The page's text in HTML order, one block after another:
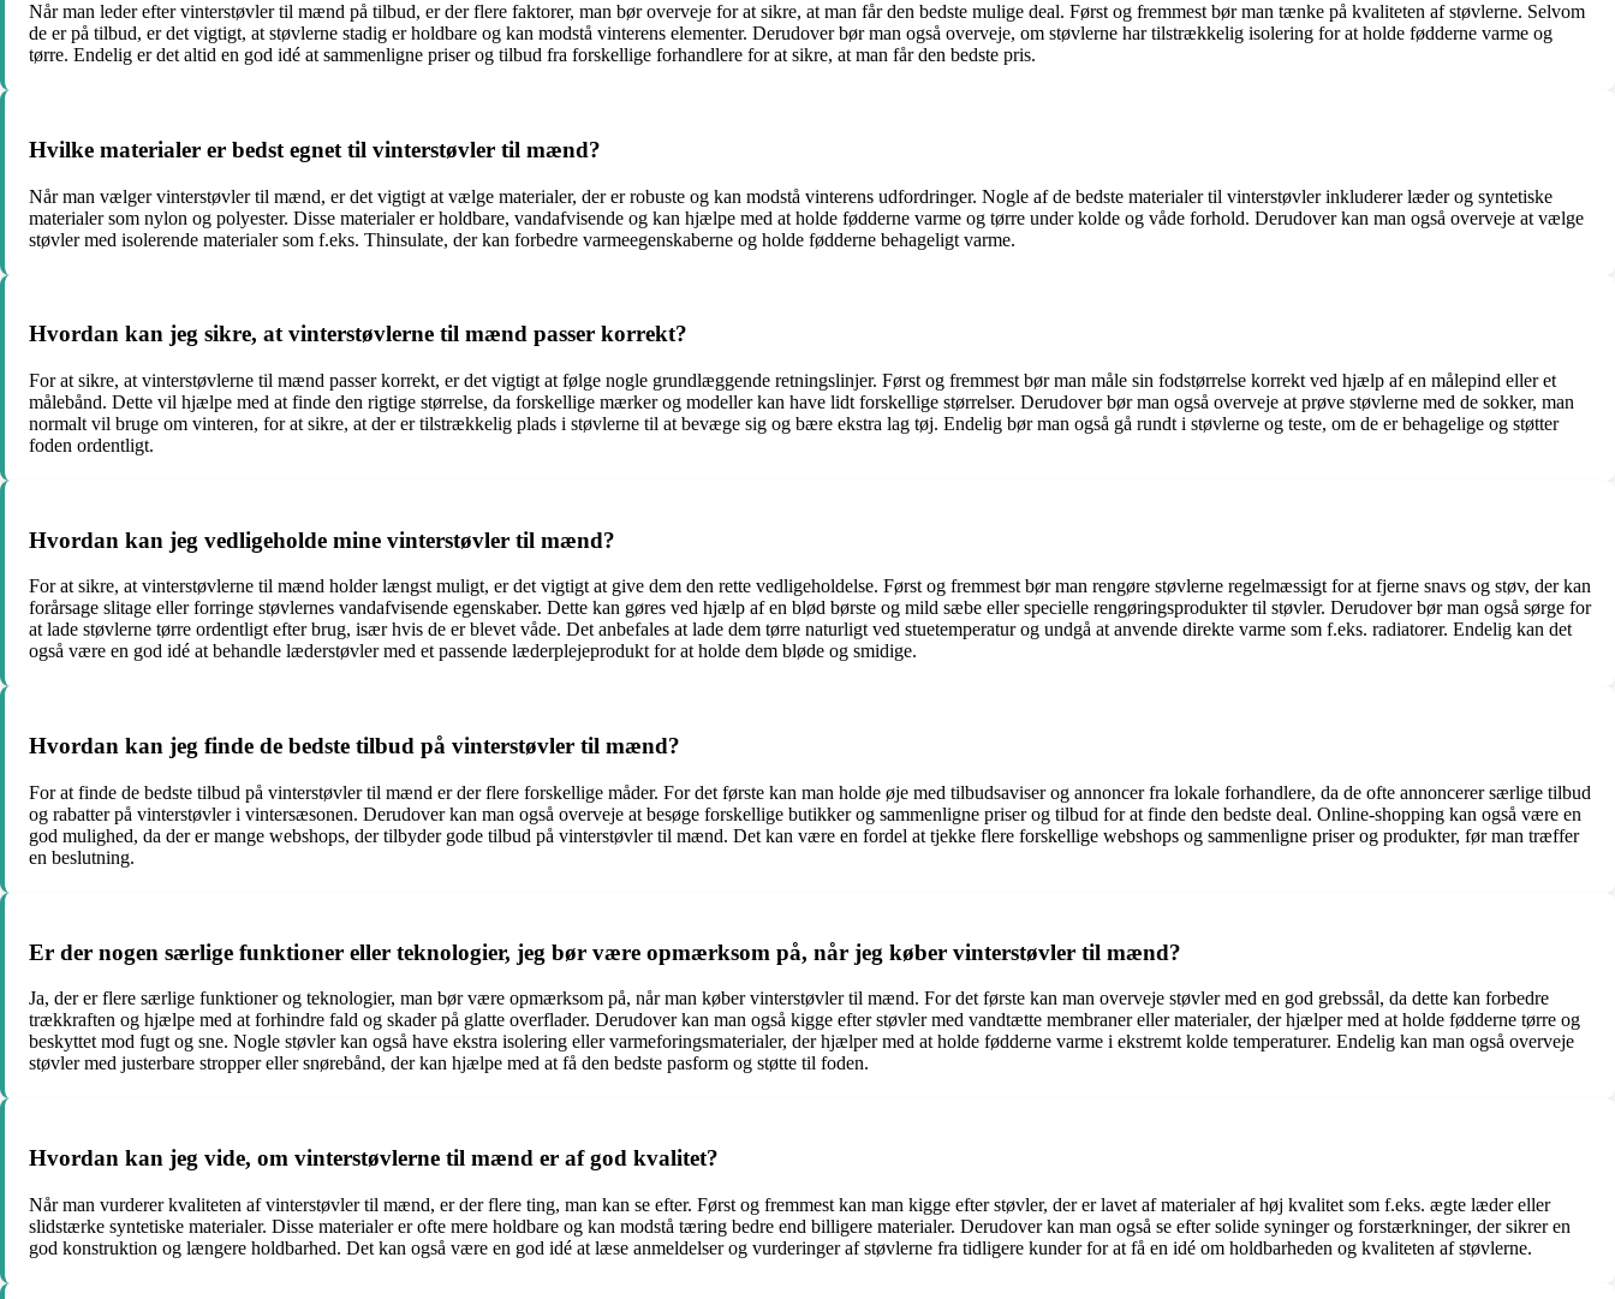
Når man leder efter vinterstøvler til mænd på tilbud, er der flere faktorer, man bør overveje for at sikre, at man får den bedste mulige deal. Først og fremmest bør man tænke på kvaliteten af støvlerne. Selvom
de er på tilbud, er det vigtigt, at støvlerne stadig er holdbare og kan modstå vinterens elementer. Derudover bør man også overveje, om støvlerne har tilstrækkelig isolering for at holde fødderne varme og
tørre. Endelig er det altid en god idé at sammenligne priser og tilbud fra forskellige forhandlere for at sikre, at man får den bedste pris.
Hvilke materialer er bedst egnet til vinterstøvler til mænd?
Når man vælger vinterstøvler til mænd, er det vigtigt at vælge materialer, der er robuste og kan modstå vinterens udfordringer. Nogle af de bedste materialer til vinterstøvler inkluderer læder og syntetiske
materialer som nylon og polyester. Disse materialer er holdbare, vandafvisende og kan hjælpe med at holde fødderne varme og tørre under kolde og våde forhold. Derudover kan man også overveje at vælge
støvler med isolerende materialer som f.eks. Thinsulate, der kan forbedre varmeegenskaberne og holde fødderne behageligt varme.
Hvordan kan jeg sikre, at vinterstøvlerne til mænd passer korrekt?
For at sikre, at vinterstøvlerne til mænd passer korrekt, er det vigtigt at følge nogle grundlæggende retningslinjer. Først og fremmest bør man måle sin fodstørrelse korrekt ved hjælp af en målepind eller et
målebånd. Dette vil hjælpe med at finde den rigtige størrelse, da forskellige mærker og modeller kan have lidt forskellige størrelser. Derudover bør man også overveje at prøve støvlerne med de sokker, man
normalt vil bruge om vinteren, for at sikre, at der er tilstrækkelig plads i støvlerne til at bevæge sig og bære ekstra lag tøj. Endelig bør man også gå rundt i støvlerne og teste, om de er behagelige og støtter
foden ordentligt.
Hvordan kan jeg vedligeholde mine vinterstøvler til mænd?
For at sikre, at vinterstøvlerne til mænd holder længst muligt, er det vigtigt at give dem den rette vedligeholdelse. Først og fremmest bør man rengøre støvlerne regelmæssigt for at fjerne snavs og støv, der kan
forårsage slitage eller forringe støvlernes vandafvisende egenskaber. Dette kan gøres ved hjælp af en blød børste og mild sæbe eller specielle rengøringsprodukter til støvler. Derudover bør man også sørge for
at lade støvlerne tørre ordentligt efter brug, især hvis de er blevet våde. Det anbefales at lade dem tørre naturligt ved stuetemperatur og undgå at anvende direkte varme som f.eks. radiatorer. Endelig kan det
også være en god idé at behandle læderstøvler med et passende læderplejeprodukt for at holde dem bløde og smidige.
Hvordan kan jeg finde de bedste tilbud på vinterstøvler til mænd?
For at finde de bedste tilbud på vinterstøvler til mænd er der flere forskellige måder. For det første kan man holde øje med tilbudsaviser og annoncer fra lokale forhandlere, da de ofte annoncerer særlige tilbud
og rabatter på vinterstøvler i vintersæsonen. Derudover kan man også overveje at besøge forskellige butikker og sammenligne priser og tilbud for at finde den bedste deal. Online-shopping kan også være en
god mulighed, da der er mange webshops, der tilbyder gode tilbud på vinterstøvler til mænd. Det kan være en fordel at tjekke flere forskellige webshops og sammenligne priser og produkter, før man træffer
en beslutning.
Er der nogen særlige funktioner eller teknologier, jeg bør være opmærksom på, når jeg køber vinterstøvler til mænd?
Ja, der er flere særlige funktioner og teknologier, man bør være opmærksom på, når man køber vinterstøvler til mænd. For det første kan man overveje støvler med en god grebssål, da dette kan forbedre
trækkraften og hjælpe med at forhindre fald og skader på glatte overflader. Derudover kan man også kigge efter støvler med vandtætte membraner eller materialer, der hjælper med at holde fødderne tørre og
beskyttet mod fugt og sne. Nogle støvler kan også have ekstra isolering eller varmeforingsmaterialer, der hjælper med at holde fødderne varme i ekstremt kolde temperaturer. Endelig kan man også overveje
støvler med justerbare stropper eller snørebånd, der kan hjælpe med at få den bedste pasform og støtte til foden.
Hvordan kan jeg vide, om vinterstøvlerne til mænd er af god kvalitet?
Når man vurderer kvaliteten af vinterstøvler til mænd, er der flere ting, man kan se efter. Først og fremmest kan man kigge efter støvler, der er lavet af materialer af høj kvalitet som f.eks. ægte læder eller
slidstærke syntetiske materialer. Disse materialer er ofte mere holdbare og kan modstå tæring bedre end billigere materialer. Derudover kan man også se efter solide syninger og forstærkninger, der sikrer en
god konstruktion og længere holdbarhed. Det kan også være en god idé at læse anmeldelser og vurderinger af støvlerne fra tidligere kunder for at få en idé om holdbarheden og kvaliteten af støvlerne.